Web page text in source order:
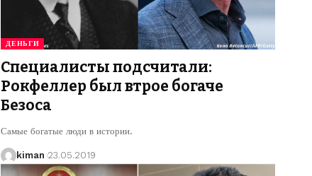
ДЕНЬГИ
Специалисты подсчитали:
Рокфеллер был втрое богаче
Безоса
Самые богатые люди в истории.
kiman 23.05.2019